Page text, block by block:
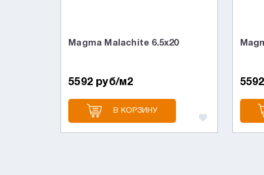
Magma Malachite 6.5x20
5592 руб/м2
В КОРЗИНУ